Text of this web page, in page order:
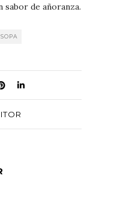
sabor de añoranza.
SOPA